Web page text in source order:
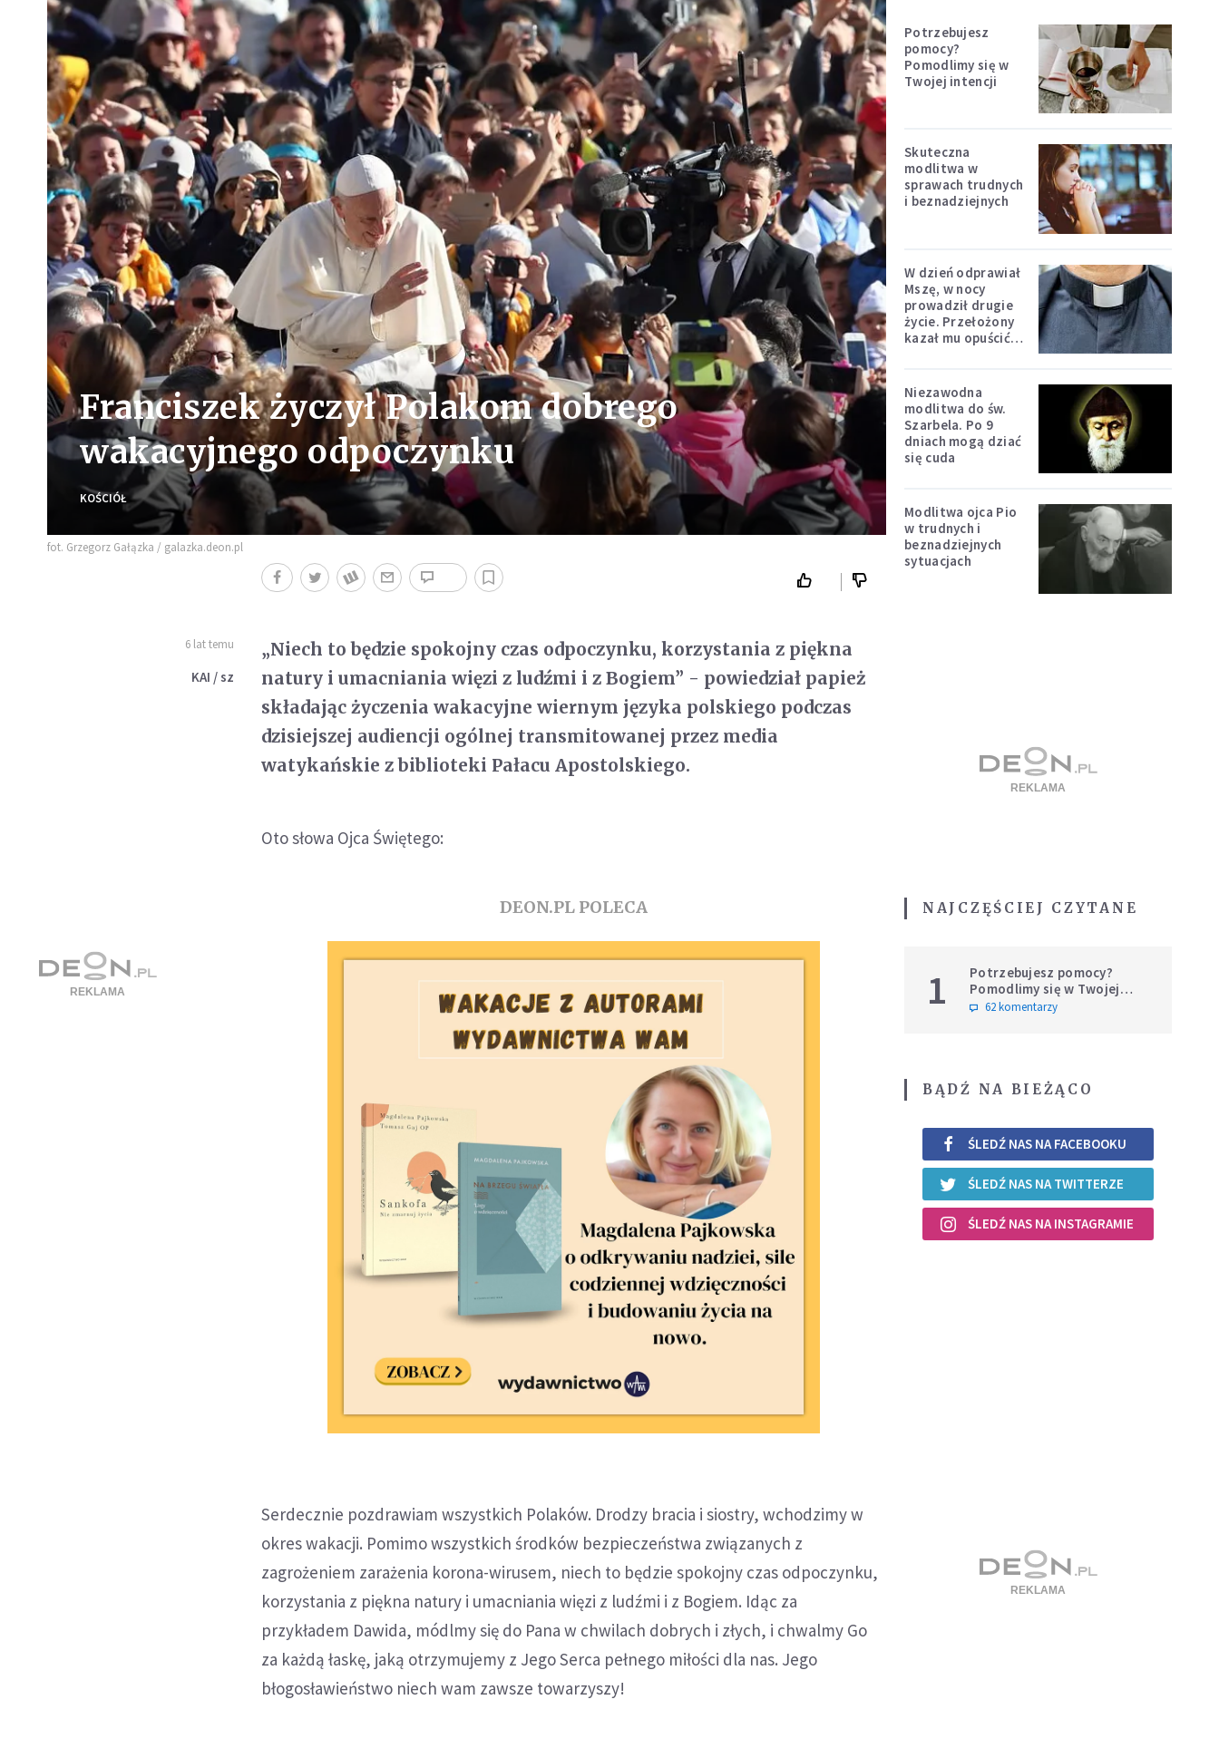
Franciszek życzył Polakom dobrego
wakacyjnego odpoczynku
KOŚCIÓŁ
fot. Grzegorz Gałązka / galazka.deon.pl
6 lat temu
KAI / sz
„Niech to będzie spokojny czas odpoczynku, korzystania z piękna
natury i umacniania więzi z ludźmi i z Bogiem” - powiedział papież
składając życzenia wakacyjne wiernym języka polskiego podczas
dzisiejszej audiencji ogólnej transmitowanej przez media
watykańskie z biblioteki Pałacu Apostolskiego.
Oto słowa Ojca Świętego:
DEON.PL POLECA
Serdecznie pozdrawiam wszystkich Polaków. Drodzy bracia i siostry, wchodzimy w
okres wakacji. Pomimo wszystkich środków bezpieczeństwa związanych z
zagrożeniem zarażenia korona-wirusem, niech to będzie spokojny czas odpoczynku,
korzystania z piękna natury i umacniania więzi z ludźmi i z Bogiem. Idąc za
przykładem Dawida, módlmy się do Pana w chwilach dobrych i złych, i chwalmy Go
za każdą łaskę, jaką otrzymujemy z Jego Serca pełnego miłości dla nas. Jego
błogosławieństwo niech wam zawsze towarzyszy!
Potrzebujesz
pomocy?
Pomodlimy się w
Twojej intencji
Skuteczna
modlitwa w
sprawach trudnych
i beznadziejnych
W dzień odprawiał
Mszę, w nocy
prowadził drugie
życie. Przełożony
kazał mu opuścić
Niezawodna
modlitwa do św.
Szarbela. Po 9
dniach mogą dziać
się cuda
Modlitwa ojca Pio
w trudnych i
beznadziejnych
sytuacjach
NAJCZĘŚCIEJ CZYTANE
1
Potrzebujesz pomocy?
Pomodlimy się w Twojej
intencji
62 komentarzy
BĄDŹ NA BIEŻĄCO
ŚLEDŹ NAS NA FACEBOOKU
ŚLEDŹ NAS NA TWITTERZE
ŚLEDŹ NAS NA INSTAGRAMIE